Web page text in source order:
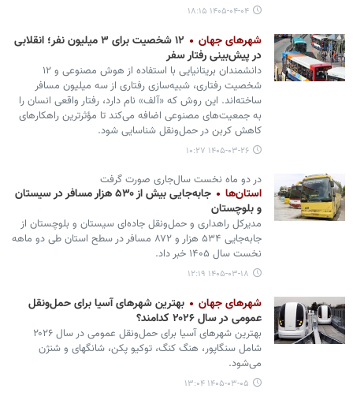
۱۴۰۵-۰۴-۰۴ ۱۸:۱۵
شهرهای جهان
۱۲ شخصیت برای ۳ میلیون نفر؛ انقلابی
در پیش‌بینی رفتار سفر
دانشمندان بریتانیایی با استفاده از هوش مصنوعی و ۱۲
شخصیت رفتاری، شبیه‌سازی رفتاری از سه میلیون مسافر
ساخته‌اند. این روش که «آلف» نام دارد، رفتار واقعی انسان را
به جمعیت‌های مصنوعی اضافه می‌کند تا مؤثرترین راهکارهای
کاهش کربن در حمل‌ونقل شناسایی شود.
۱۴۰۵-۰۳-۲۶ ۱۰:۲۷
در دو ماه نخست سال‌جاری صورت گرفت
استان‌ها
جابه‌جایی بیش از ۵۳۰ هزار مسافر در سیستان
و بلوچستان
مدیرکل راهداری و حمل‌ونقل جاده‌ای سیستان و بلوچستان از
جابه‌جایی ۵۳۴ هزار و ۸۷۲ مسافر در سطح استان طی دو ماهه
نخست سال ۱۴۰۵ خبر داد.
۱۴۰۵-۰۳-۱۸ ۱۲:۱۹
شهرهای جهان
بهترین شهرهای آسیا برای حمل‌ونقل
عمومی در سال ۲۰۲۶ کدامند؟
بهترین شهرهای آسیا برای حمل‌ونقل عمومی در سال ۲۰۲۶
شامل سنگاپور، هنگ کنگ، توکیو پکن، شانگهای و شنژن
می‌شود.
۱۴۰۵-۰۳-۰۵ ۱۳:۰۴